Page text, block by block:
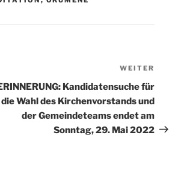
Beitrag
WEITER
Kandidatensuche für
die Wahl des Kirchenvorstands und
der Gemeindeteams endet am
Sonntag, 29. Mai 2022